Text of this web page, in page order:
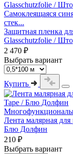
Самоклеящаяся
стек...
Защитная пленка
Glasschutzfolie /
2 470 ₽
Выбрать вариант
Купить
Лента малярная
Блю Долфин
210 ₽
Выбрать вариант